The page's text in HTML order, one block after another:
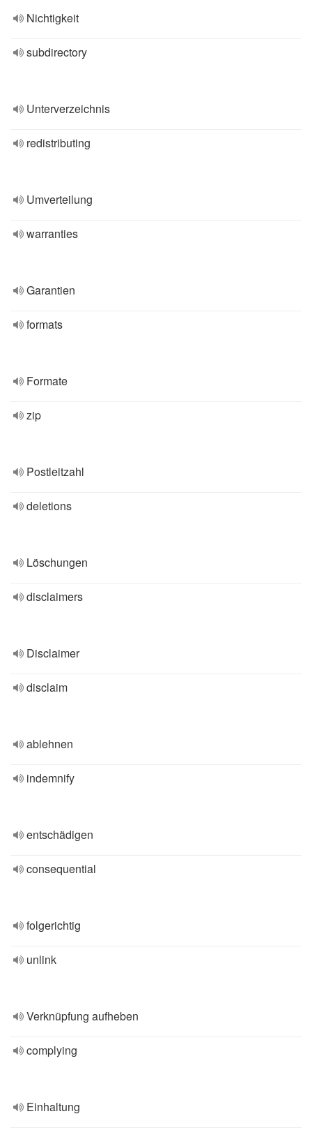
Nichtigkeit
subdirectory
Unterverzeichnis
redistributing
Umverteilung
warranties
Garantien
formats
Formate
zip
Postleitzahl
deletions
Löschungen
disclaimers
Disclaimer
disclaim
ablehnen
indemnify
entschädigen
consequential
folgerichtig
unlink
Verknüpfung aufheben
complying
Einhaltung